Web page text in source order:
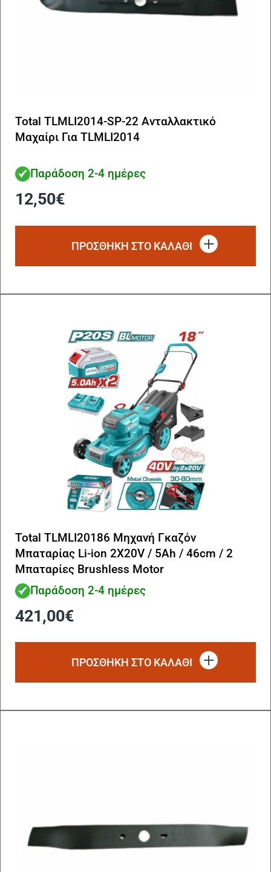
Total TLMLI2014-SP-22 Ανταλλακτικό
Μαχαίρι Για TLMLI2014
Παράδοση 2-4 ημέρες
12,50€
ΠΡΟΣΘΗΚΗ ΣΤΟ ΚΑΛΑΘΙ
Total TLMLI20186 Μηχανή Γκαζόν
Μπαταρίας Li-ion 2X20V / 5Ah / 46cm / 2
Μπαταρίες Brushless Motor
Παράδοση 2-4 ημέρες
421,00€
ΠΡΟΣΘΗΚΗ ΣΤΟ ΚΑΛΑΘΙ